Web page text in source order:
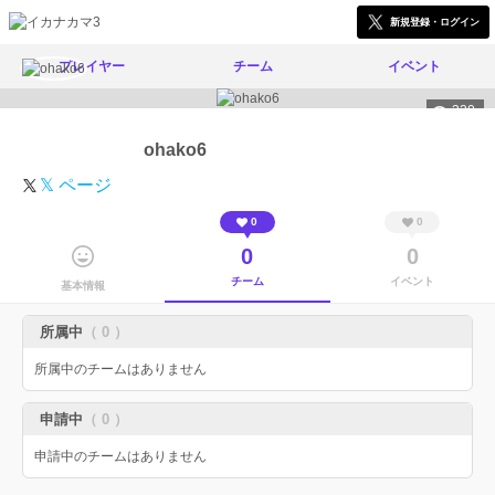
新規登録・ログイン
プレイヤー チーム イベント
320
ohako6
𝕏 ページ
基本情報
0
0
チーム
0
0
イベント
所属中 （ 0 ）
所属中のチームはありません
申請中 （ 0 ）
申請中のチームはありません